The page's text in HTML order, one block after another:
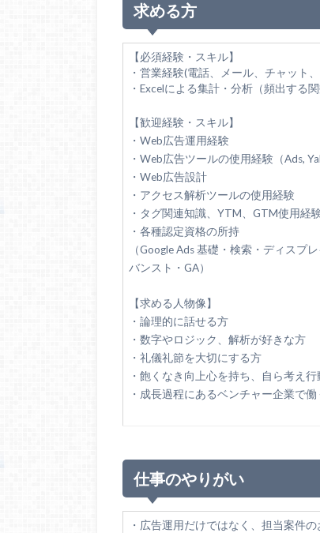
求める方
【必須経験・スキル】
・営業経験(電話、メール、チャット、
・Excelによる集計・分析（頻出する
【歓迎経験・スキル】
・Web広告運用経験
・Web広告ツールの使用経験（Ads,
・Web広告設計
・アクセス解析ツールの使用経験
・タグ関連知識、YTM、GTM使用経
・各種認定資格の所持
（Google Ads 基礎・検索・ディスプ
バンスト・GA）
【求める人物像】
・論理的に話せる方
・数字やロジック、解析が好きな方
・礼儀礼節を大切にする方
・飽くなき向上心を持ち、自ら考え
・成長過程にあるベンチャー企業で
仕事のやりがい
・広告運用だけではなく、担当案件